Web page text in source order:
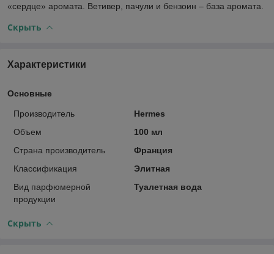
«сердце» аромата. Ветивер, пачули и бензоин – база аромата.
Скрыть
Характеристики
Основные
Производитель
Hermes
Объем
100 мл
Страна производитель
Франция
Классификация
Элитная
Вид парфюмерной
продукции
Туалетная вода
Скрыть